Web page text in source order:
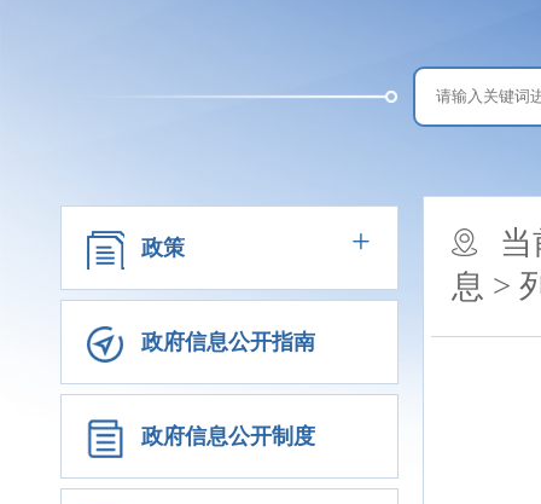
政策 +
政府信息公开指南
政府信息公开制度
息 >